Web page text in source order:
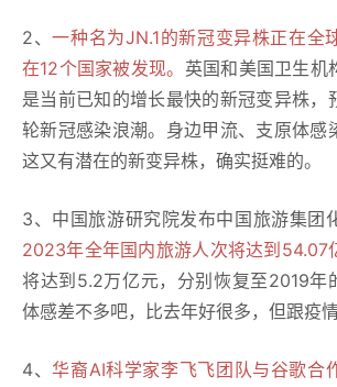
2、一种名为JN.1的新冠变异株正在全
在12个国家被发现。 英国和美国卫生机
是当前已知的增长最快的新冠变异株，
轮新冠感染浪潮。身边甲流、支原体感
这又有潜在的新变异株，确实挺难的。
3、中国旅游研究院发布中国旅游集团
2023年全年国内旅游人次将达到54.07
将达到5.2万亿元，分别恢复至2019年
体感差不多吧，比去年好很多，但跟疫
4、华裔AI科学家李飞飞团队与谷歌合